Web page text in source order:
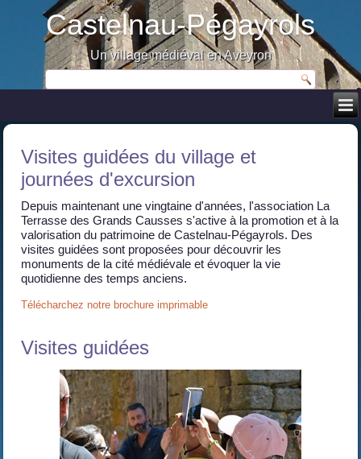
Castelnau-Pégayrols
Un village médiéval en Aveyron
Visites guidées du village et
journées d'excursion
Depuis maintenant une vingtaine d'années, l'association La
Terrasse des Grands Causses s'active à la promotion et à la
valorisation du patrimoine de Castelnau-Pégayrols. Des
visites guidées sont proposées pour découvrir les
monuments de la cité médiévale et évoquer la vie
quotidienne des temps anciens.
Télécharchez notre brochure imprimable
Visites guidées